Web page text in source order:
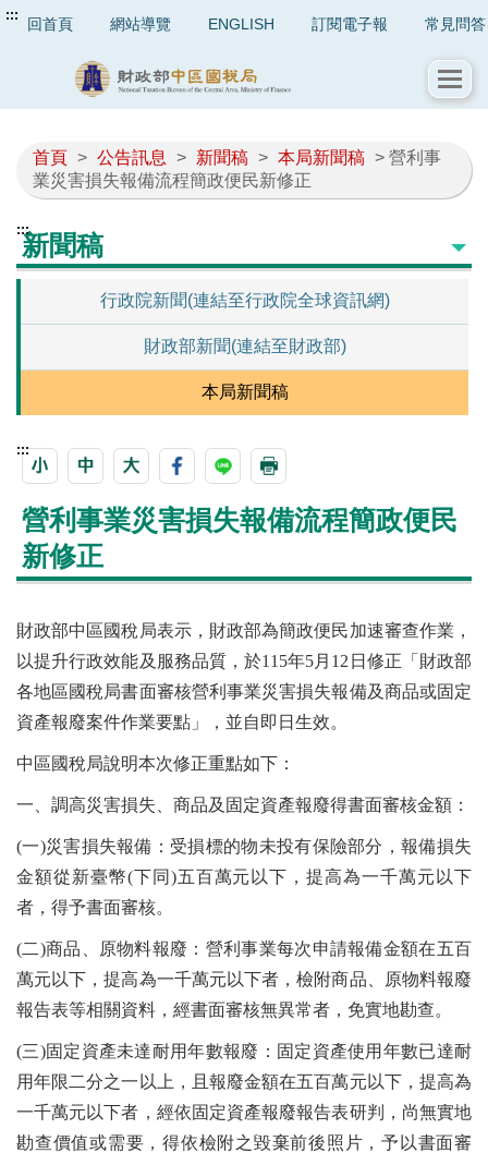
::: 回首頁 網站導覽 ENGLISH 訂閱電子報 常見問答
首頁 > 公告訊息 > 新聞稿 > 本局新聞稿 > 營利事
業災害損失報備流程簡政便民新修正
:::新聞稿
行政院新聞(連結至行政院全球資訊網)
財政部新聞(連結至財政部)
本局新聞稿
:::
營利事業災害損失報備流程簡政便民
新修正
財政部中區國稅局表示，財政部為簡政便民加速審查作業，
以提升行政效能及服務品質，於115年5月12日修正「財政部
各地區國稅局書面審核營利事業災害損失報備及商品或固定
資產報廢案件作業要點」，並自即日生效。
中區國稅局說明本次修正重點如下：
一、調高災害損失、商品及固定資產報廢得書面審核金額：
(一)災害損失報備：受損標的物未投有保險部分，報備損失
金額從新臺幣(下同)五百萬元以下，提高為一千萬元以下
者，得予書面審核。
(二)商品、原物料報廢：營利事業每次申請報備金額在五百
萬元以下，提高為一千萬元以下者，檢附商品、原物料報廢
報告表等相關資料，經書面審核無異常者，免實地勘查。
(三)固定資產未達耐用年數報廢：固定資產使用年數已達耐
用年限二分之一以上，且報廢金額在五百萬元以下，提高為
一千萬元以下者，經依固定資產報廢報告表研判，尚無實地
勘查價值或需要，得依檢附之毀棄前後照片，予以書面審